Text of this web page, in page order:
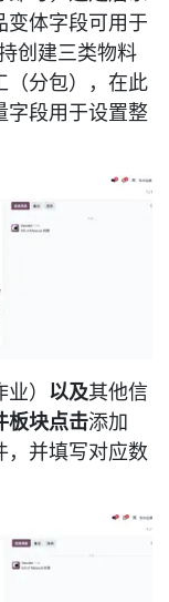
变体字段可用于
创建三类物料
分包）
，在此
字段用于设置整
） 以及其他信
板块点击添加
，并填写对应数